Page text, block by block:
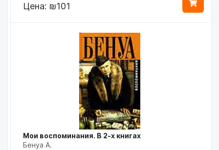
Цена: ₪101
Мои воспоминания. В 2-х книгах
Бенуа А.